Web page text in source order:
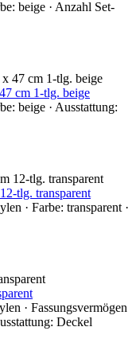
beige · Anzahl Set-
cm 1-tlg. beige
beige · Ausstattung:
tlg. transparent
· Farbe: transparent ·
· Fassungsvermögen
Deckel